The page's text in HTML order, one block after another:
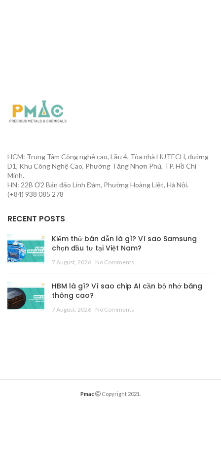
HCM: Trung Tâm Công nghệ cao, Lầu 4, Tòa nhà HUTECH, đường
D1, Khu Công Nghệ Cao, Phường Tăng Nhơn Phú, TP. Hồ Chí
Minh.
HN: 22B Ơ2 Bán đảo Linh Đàm, Phường Hoàng Liệt, Hà Nội.
(+84) 938 085 278
RECENT POSTS
Kiểm thử bán dẫn là gì? Vì sao Samsung
chọn đầu tư tại Việt Nam?
7 August, 2026 No Comments
HBM là gì? Vì sao chip AI cần bộ nhớ băng
thông cao?
7 August, 2026 No Comments
Pmac Copyright 2021.